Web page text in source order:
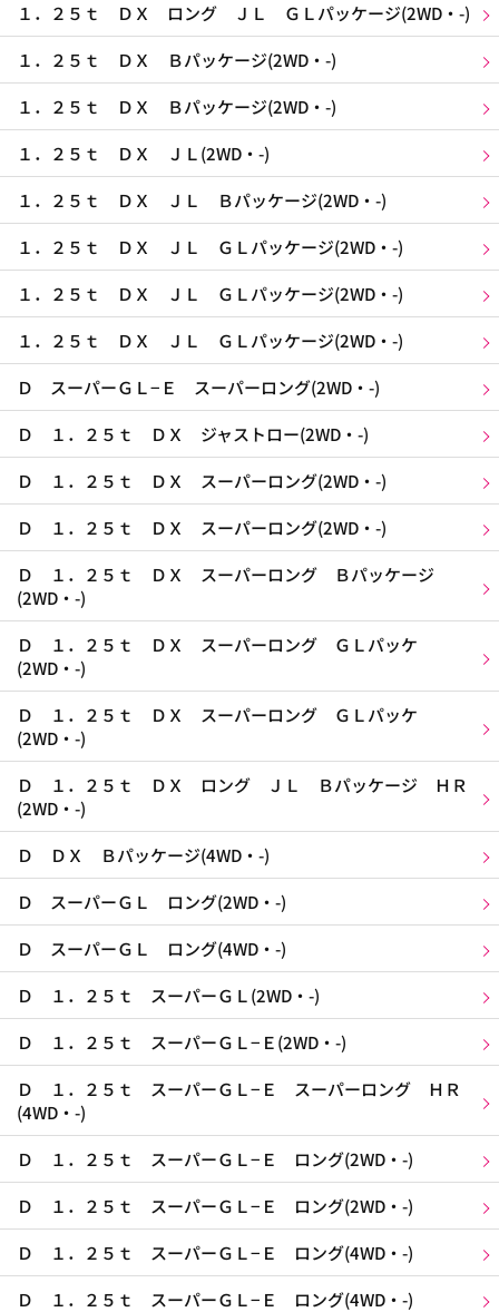
１．２５ｔ ＤＸ ロング ＪＬ ＧＬパッケージ(2WD・-)
１．２５ｔ ＤＸ Ｂパッケージ(2WD・-)
１．２５ｔ ＤＸ Ｂパッケージ(2WD・-)
１．２５ｔ ＤＸ ＪＬ(2WD・-)
１．２５ｔ ＤＸ ＪＬ Ｂパッケージ(2WD・-)
１．２５ｔ ＤＸ ＪＬ ＧＬパッケージ(2WD・-)
１．２５ｔ ＤＸ ＪＬ ＧＬパッケージ(2WD・-)
１．２５ｔ ＤＸ ＪＬ ＧＬパッケージ(2WD・-)
Ｄ スーパーＧＬ−Ｅ スーパーロング(2WD・-)
Ｄ １．２５ｔ ＤＸ ジャストロー(2WD・-)
Ｄ １．２５ｔ ＤＸ スーパーロング(2WD・-)
Ｄ １．２５ｔ ＤＸ スーパーロング(2WD・-)
Ｄ １．２５ｔ ＤＸ スーパーロング Ｂパッケージ
(2WD・-)
Ｄ １．２５ｔ ＤＸ スーパーロング ＧＬパッケ
(2WD・-)
Ｄ １．２５ｔ ＤＸ スーパーロング ＧＬパッケ
(2WD・-)
Ｄ １．２５ｔ ＤＸ ロング ＪＬ Ｂパッケージ ＨＲ
(2WD・-)
Ｄ ＤＸ Ｂパッケージ(4WD・-)
Ｄ スーパーＧＬ ロング(2WD・-)
Ｄ スーパーＧＬ ロング(4WD・-)
Ｄ １．２５ｔ スーパーＧＬ(2WD・-)
Ｄ １．２５ｔ スーパーＧＬ−Ｅ(2WD・-)
Ｄ １．２５ｔ スーパーＧＬ−Ｅ スーパーロング ＨＲ
(4WD・-)
Ｄ １．２５ｔ スーパーＧＬ−Ｅ ロング(2WD・-)
Ｄ １．２５ｔ スーパーＧＬ−Ｅ ロング(2WD・-)
Ｄ １．２５ｔ スーパーＧＬ−Ｅ ロング(4WD・-)
Ｄ １．２５ｔ スーパーＧＬ−Ｅ ロング(4WD・-)